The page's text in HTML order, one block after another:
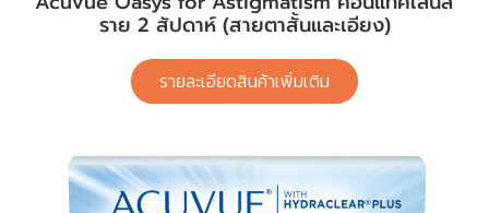
ราย 2 สัปดาห์ (สายตาสั้นและเอียง)
รายละเอียดสินค้าเพิ่มเติม